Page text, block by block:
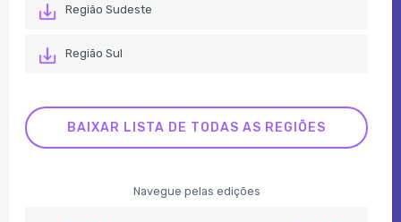
Região Sudeste
Região Sul
BAIXAR LISTA DE TODAS AS REGIÕES
Navegue pelas edições